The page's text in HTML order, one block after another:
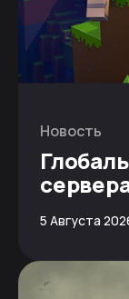
Новость
5 Августа